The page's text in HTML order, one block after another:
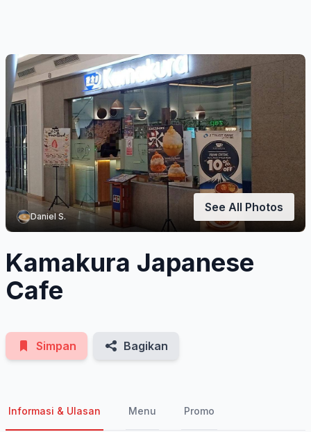
Daniel S.
See All Photos
Kamakura Japanese
Cafe
Simpan Bagikan
Informasi & Ulasan Menu Promo